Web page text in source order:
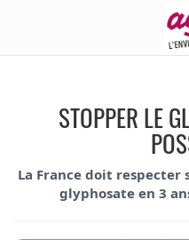
STOPPER LE
La France doit
glyphosate en 3